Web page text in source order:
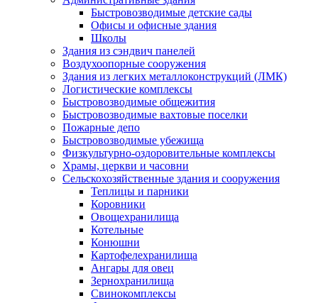
Быстровозводимые детские сады
Офисы и офисные здания
Школы
Здания из сэндвич панелей
Воздухоопорные сооружения
Здания из легких металлоконструкций (ЛМК)
Логистические комплексы
Быстровозводимые общежития
Быстровозводимые вахтовые поселки
Пожарные депо
Быстровозводимые убежища
Физкультурно-оздоровительные комплексы
Храмы, церкви и часовни
Сельскохозяйственные здания и сооружения
Теплицы и парники
Коровники
Овощехранилища
Котельные
Конюшни
Картофелехранилища
Ангары для овец
Зернохранилища
Свинокомплексы